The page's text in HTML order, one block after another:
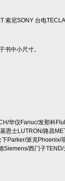
索尼SONY 台电
中小尺寸。
华仪Fanuc/发那科
恩士LUTRON/路昌
Parker/派克Phoenix/
Siemens/西门子TEND/